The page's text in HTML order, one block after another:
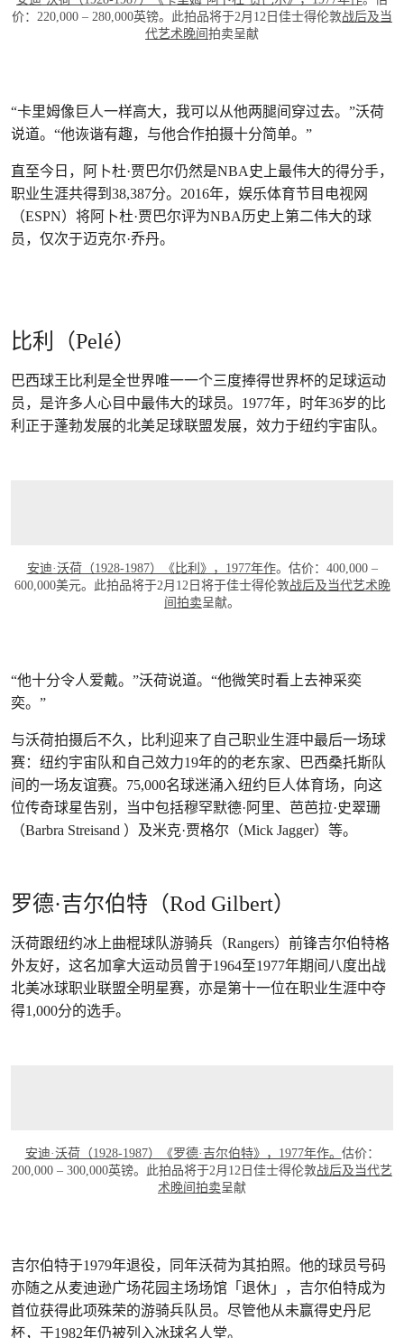
价：220,000 – 280,000英镑。此拍品将于2月12日佳士得伦敦战后及当
代艺术晚间 拍卖呈献
“卡里姆像巨人一样高大，我可以从他两腿间穿过去。”沃荷
说道。“他诙谐有趣，与他合作拍摄十分简单。”
直至今日，阿卜杜·贾巴尔仍然是NBA史上最伟大的得分手，
职业生涯共得到38,387分。2016年，娱乐体育节目电视网
（ESPN）将阿卜杜·贾巴尔评为NBA历史上第二伟大的球
员，仅次于迈克尔·乔丹。
比利（Pelé）
巴西球王比利是全世界唯一一个三度捧得世界杯的足球运动
员，是许多人心目中最伟大的球员。1977年，时年36岁的比
利正于蓬勃发展的北美足球联盟发展，效力于纽约宇宙队。
安迪·沃荷（1928-1987）《比利》，1977年作。估价：400,000 –
600,000美元。此拍品将于2月12日将于佳士得伦敦战后及当代艺术晚
间拍卖呈献。
“他十分令人爱戴。”沃荷说道。“他微笑时看上去神采奕
奕。”
与沃荷拍摄后不久，比利迎来了自己职业生涯中最后一场球
赛：纽约宇宙队和自己效力19年的的老东家、巴西桑托斯队
间的一场友谊赛。75,000名球迷涌入纽约巨人体育场，向这
位传奇球星告别，当中包括穆罕默德·阿里、芭芭拉·史翠珊
（Barbra Streisand ）及米克·贾格尔（Mick Jagger）等。
罗德·吉尔伯特（Rod Gilbert）
沃荷跟纽约冰上曲棍球队游骑兵（Rangers）前锋吉尔伯特格
外友好，这名加拿大运动员曾于1964至1977年期间八度出战
北美冰球职业联盟全明星赛，亦是第十一位在职业生涯中夺
得1,000分的选手。
安迪·沃荷（1928-1987）《罗德·吉尔伯特》，1977年作。 估价：
200,000 – 300,000英镑。此拍品将于2月12日佳士得伦敦战后及当代艺
术晚间拍卖呈献
吉尔伯特于1979年退役，同年沃荷为其拍照。他的球员号码
亦随之从麦迪逊广场花园主场场馆「退休」，吉尔伯特成为
首位获得此项殊荣的游骑兵队员。尽管他从未赢得史丹尼
杯，于1982年仍被列入冰球名人堂。